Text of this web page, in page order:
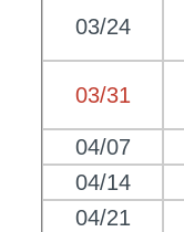
03/24
03/31
04/07
04/14
04/21